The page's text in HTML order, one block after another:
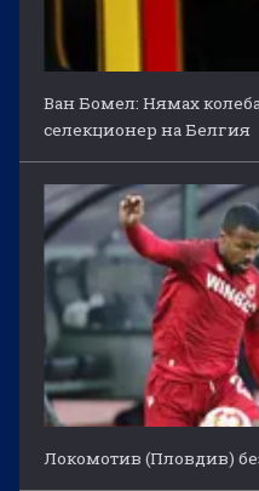
Ван Бомел: Нямах
селекционер на Белгия
Локомотив (Пловдив)